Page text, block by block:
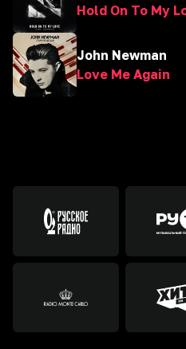
Hold On To My
John Newman
Love Me Again